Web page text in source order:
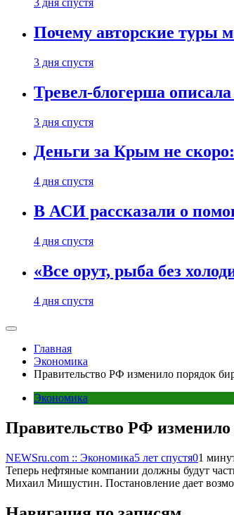
3 дня спустя
Почему авторские туры
3 дня спустя
Тревел-блогерша
3 дня спустя
Деньги за Крым не
4 дня спустя
В АСИ рассказали о
4 дня спустя
«Все орут, рыба без
4 дня спустя
Главная
Экономика
Правительство РФ изменило порядок
Экономика
Правительство РФ
NEWSru.com :: Экономика5 лет спустя01
Теперь нефтяные компании должны будут
Михаил Мишустин. Постановление дает